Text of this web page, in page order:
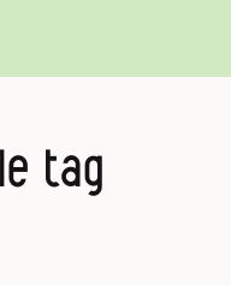
tag